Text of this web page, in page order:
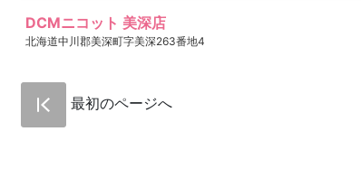
DCMニコット 美深店
北海道中川郡美深町字美深263番地4
最初のページへ